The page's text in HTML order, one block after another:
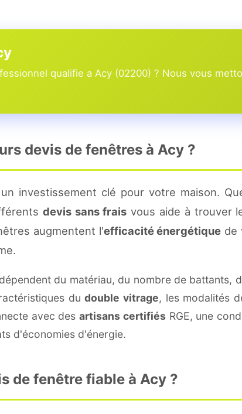
qualifie a Acy (02200) ? Nous vous
devis de fenêtres à Acy ?
investissement clé pour votre maison.
devis sans frais vous aide à trouver
augmentent l'efficacité énergétique de
du matériau, du nombre de battants,
dudouble vitrage, les modalités
avec desartisans certifiésRGE, une
d'économies d'énergie.
de fenêtre fiable à Acy ?